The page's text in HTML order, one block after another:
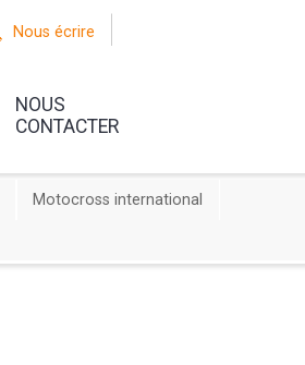
Nous écrire
NOUS
CONTACTER
Motocross international